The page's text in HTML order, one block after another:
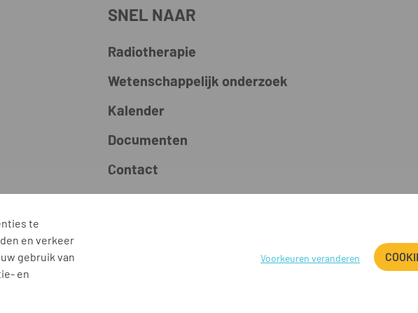
SNEL NAAR
Radiotherapie
Wetenschappelijk onderzoek
Kalender
Documenten
Contact
22 • 2610 Antwerpen • BE 0885.546.553 RPR Antwerpen • +32 3 443 37 37 •
AZ Klina • AZ Monica • AZ Rivierenland • AZ Voorkempen • UZA • Vitaz • ZAS
te
en verkeer
gebruik van
en
Voorkeuren veranderen